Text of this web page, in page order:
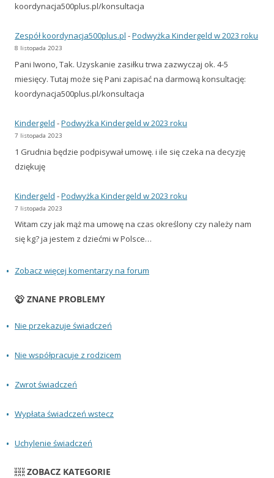
koordynacja500plus.pl/konsultacja
Zespół koordynacja500plus.pl -Podwyżka Kindergeld w 2023 roku
8 listopada 2023
Pani Iwono, Tak. Uzyskanie zasiłku trwa zazwyczaj ok. 4-5
miesięcy. Tutaj może się Pani zapisać na darmową konsultację:
koordynacja500plus.pl/konsultacja
Kindergeld -Podwyżka Kindergeld w 2023 roku
7 listopada 2023
1 Grudnia będzie podpisywał umowę. i ile się czeka na decyzję
dziękuję
Kindergeld -Podwyżka Kindergeld w 2023 roku
7 listopada 2023
Witam czy jak mąż ma umowę na czas określony czy należy nam
się kg? ja jestem z dziećmi w Polsce…
Zobacz więcej komentarzy na forum
ZNANE PROBLEMY
Nie przekazuje świadczeń
Nie współpracuje z rodzicem
Zwrot świadczeń
Wypłata świadczeń wstecz
Uchylenie świadczeń
ZOBACZ KATEGORIE